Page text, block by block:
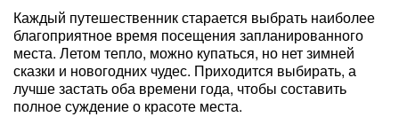
Каждый путешественник старается выбрать наиболее
благоприятное время посещения запланированного
места. Летом тепло, можно купаться, но нет зимней
сказки и новогодних чудес. Приходится выбирать, а
лучше застать оба времени года, чтобы составить
полное суждение о красоте места.